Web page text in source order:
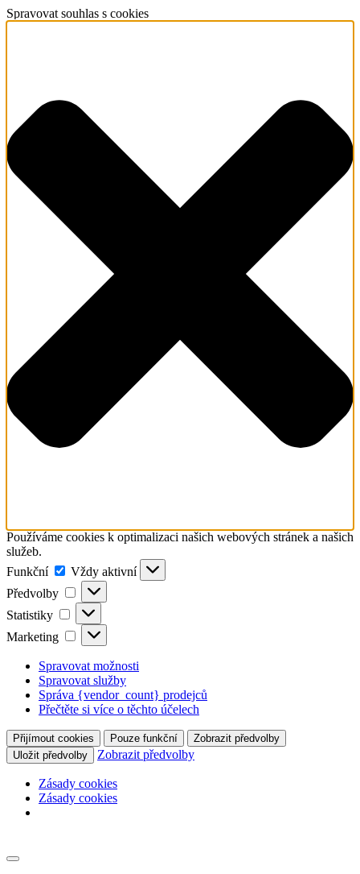
Spravovat souhlas s cookies
Používáme cookies k optimalizaci našich webových stránek a našich
služeb.
Funkční
Funkční
Vždy aktivní
Předvolby
Předvolby
Statistiky Statistiky
Marketing Marketing
Spravovat možnosti
Spravovat služby
Správa {vendor_count} prodejců
Přečtěte si více o těchto účelech
Přijímout cookies Pouze funkční
Zobrazit předvolby
Uložit předvolby
Zobrazit předvolby
Zásady cookies
Zásady cookies
to